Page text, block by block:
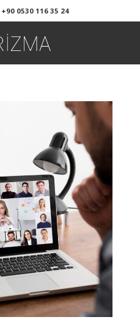
+90 0530 116 35 24